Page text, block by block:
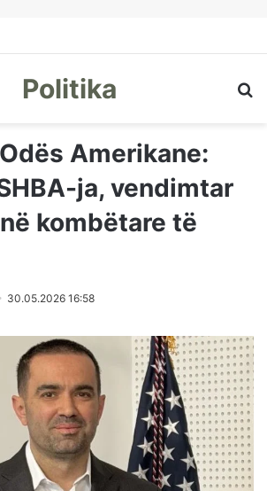
Politika
Amerikane:
ja, vendimtar
kombëtare të
30.05.2026 16:58